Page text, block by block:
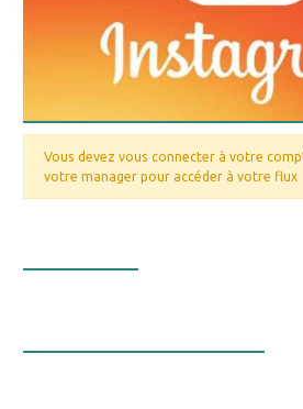
Vous devez vous connecter à votre
votre manager pour accéder à votre flux